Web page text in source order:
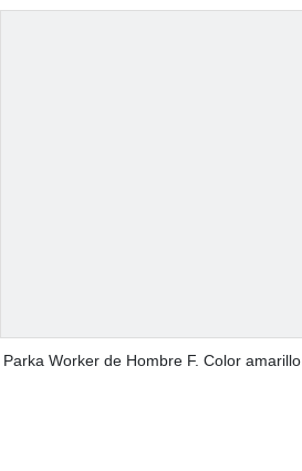
Parka Worker de Hombre F. Color amarillo